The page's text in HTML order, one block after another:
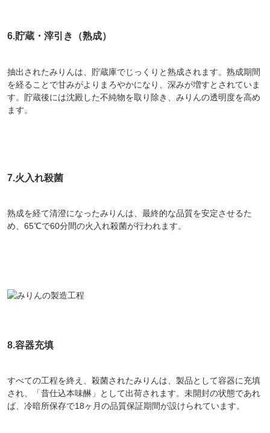
6.貯蔵・滓引き（熟成）
抽出されたみりんは、貯蔵庫でじっくりと熟成されます。熟成期間
を経ることで甘みがよりまろやかになり、深みが増すとされていま
す。貯蔵後には沈殿した不純物を取り除き、みりんの透明度を高め
ます。
7.火入れ殺菌
熟成を経て清澄になったみりんは、最終的な品質を安定させるた
め、65℃で60分間の火入れ殺菌が行われます。
8.容器充填
すべての工程を終え、殺菌されたみりんは、製品として容器に充填
され、「昔仕込本味醂」として出荷されます。未開封の状態であれ
ば、冷暗所保存で18ヶ月の品質保証期間が設けられています。